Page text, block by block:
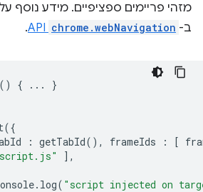
מזהי פריימים ספציפיים. מידע נוסף
ב- chrome.webNavigation
.
() { ... }
({
: getTabId(), frameIds : [
],
. log( "script injected on